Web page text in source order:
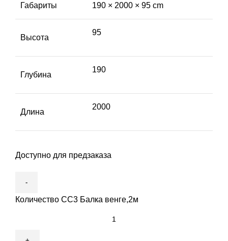
Габариты 190 × 2000 × 95 cm
Высота
95
Глубина
190
Длина
2000
Доступно для предзаказа
Количество СС3 Балка венге,2м